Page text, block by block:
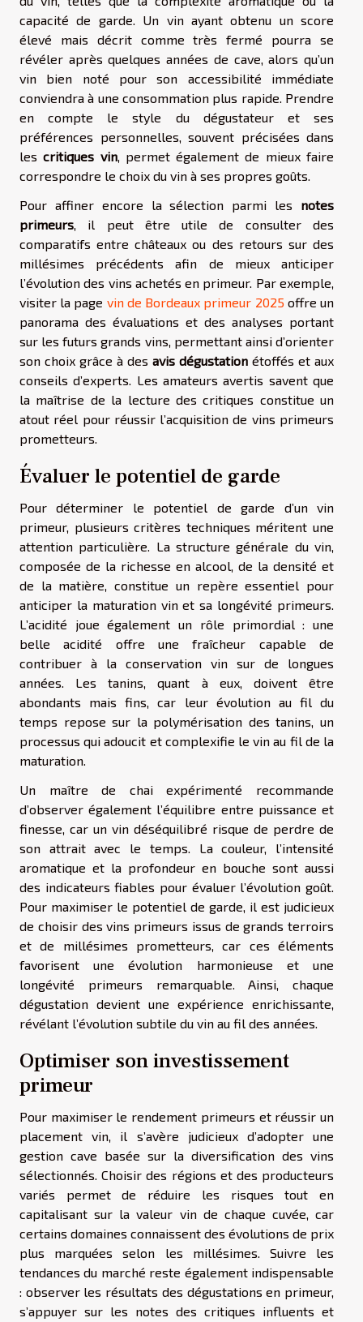
capacité de garde. Un vin ayant obtenu un score
élevé mais décrit comme très fermé pourra se
révéler après quelques années de cave, alors qu’un
vin bien noté pour son accessibilité immédiate
conviendra à une consommation plus rapide. Prendre
en compte le style du dégustateur et ses
préférences personnelles, souvent précisées dans
lescritiques vin, permet également de mieux faire
correspondre le choix du vin à ses propres goûts.
Pour affiner encore la sélection parmi les notes
primeurs , il peut être utile de consulter des
comparatifs entre châteaux ou des retours sur des
millésimes précédents afin de mieux anticiper
l’évolution des vins achetés en primeur. Par exemple,
visiter la page vin de Bordeaux primeur 2025 offre un
panorama des évaluations et des analyses portant
sur les futurs grands vins, permettant ainsi d’orienter
son choix grâce à des avis dégustation étoffés et aux
conseils d’experts. Les amateurs avertis savent que
la maîtrise de la lecture des critiques constitue un
atout réel pour réussir l’acquisition de vins primeurs
prometteurs.
Évaluer le potentiel de garde
Pour déterminer le potentiel de garde d’un vin
primeur, plusieurs critères techniques méritent une
attention particulière. La structure générale du vin,
composée de la richesse en alcool, de la densité et
de la matière, constitue un repère essentiel pour
anticiper la maturation vin et sa longévité primeurs.
L’acidité joue également un rôle primordial : une
belle acidité offre une fraîcheur capable de
contribuer à la conservation vin sur de longues
années. Les tanins, quant à eux, doivent être
abondants mais fins, car leur évolution au fil du
temps repose sur la polymérisation des tanins, un
processus qui adoucit et complexifie le vin au fil de la
maturation.
Un maître de chai expérimenté recommande
d’observer également l’équilibre entre puissance et
finesse, car un vin déséquilibré risque de perdre de
son attrait avec le temps. La couleur, l’intensité
aromatique et la profondeur en bouche sont aussi
des indicateurs fiables pour évaluer l’évolution goût.
Pour maximiser le potentiel de garde, il est judicieux
de choisir des vins primeurs issus de grands terroirs
et de millésimes prometteurs, car ces éléments
favorisent une évolution harmonieuse et une
longévité primeurs remarquable. Ainsi, chaque
dégustation devient une expérience enrichissante,
révélant l’évolution subtile du vin au fil des années.
Optimiser son investissement
primeur
Pour maximiser le rendement primeurs et réussir un
placement vin, il s’avère judicieux d’adopter une
gestion cave basée sur la diversification des vins
sélectionnés. Choisir des régions et des producteurs
variés permet de réduire les risques tout en
capitalisant sur la valeur vin de chaque cuvée, car
certains domaines connaissent des évolutions de prix
plus marquées selon les millésimes. Suivre les
tendances du marché reste également indispensable
: observer les résultats des dégustations en primeur,
s’appuyer sur les notes des critiques influents et